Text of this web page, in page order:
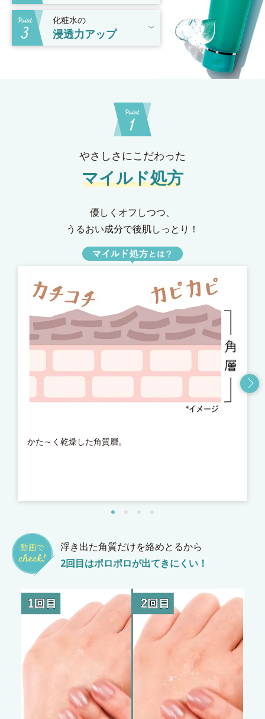
化粧水の
浸透力アップ
やさしさにこだわった
マイルド処方
優しくオフしつつ、
うるおい成分で後肌しっとり！
かた～く乾燥した角質層。
浮き出た角質だけを絡めとるから
2回目はポロポロが出てきにくい！